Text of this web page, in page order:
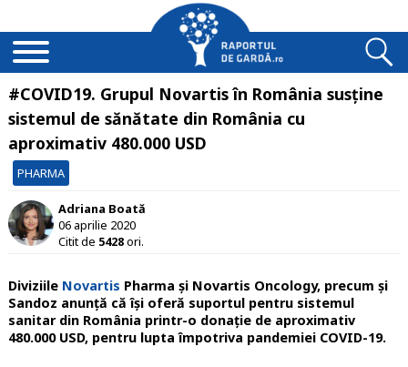
#COVID19. Grupul Novartis în România susține
sistemul de sănătate din România cu
aproximativ 480.000 USD
PHARMA
Adriana Boată
06 aprilie 2020
Citit de 5428ori.
Diviziile Novartis Pharma și Novartis Oncology, precum și
Sandoz anunță că își oferă suportul pentru sistemul
sanitar din România printr-o donație de aproximativ
480.000 USD, pentru lupta împotriva pandemiei COVID-19.